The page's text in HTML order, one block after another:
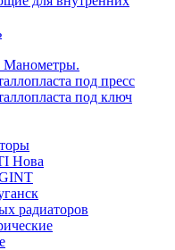
Манометры.
под пресс
под ключ
Нова
радиаторов